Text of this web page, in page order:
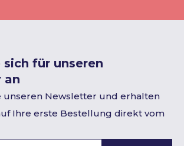
sich für unseren
an
unseren Newsletter und erhalten
Ihre erste Bestellung direkt vom